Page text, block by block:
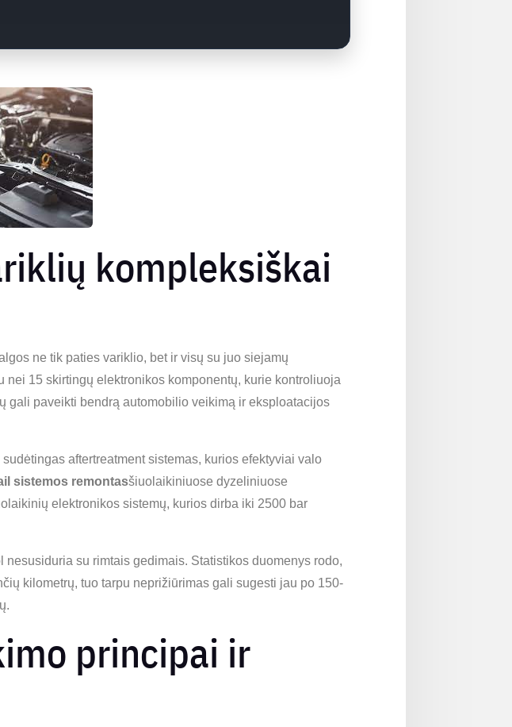
kompleksiškai
ne tik paties variklio, bet ir visų su juo siejamų
15 skirtingų elektronikos komponentų, kurie kontroliuoja
gali paveikti bendrą automobilio veikimą ir eksploatacijos
aftertreatment sistemas, kurios efektyviai valo
sistemos remontasšiuolaikiniuose dyzeliniuose
elektronikos sistemų, kurios dirba iki 2500 bar
su rimtais gedimais. Statistikos duomenys rodo,
kilometrų, tuo tarpu neprižiūrimas gali sugesti jau po 150-
principai ir